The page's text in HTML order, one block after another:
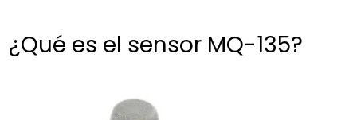
¿Qué es el sensor MQ-135?